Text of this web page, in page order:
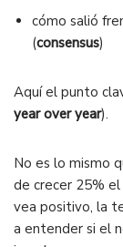
cómo salió
(consensus)
Aquí el punto
year over year).
No es lo mismo
de crecer 25%
vea positivo, la
a entender si el